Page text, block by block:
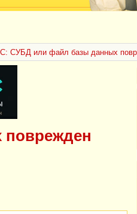
СУБД или файл базы данных